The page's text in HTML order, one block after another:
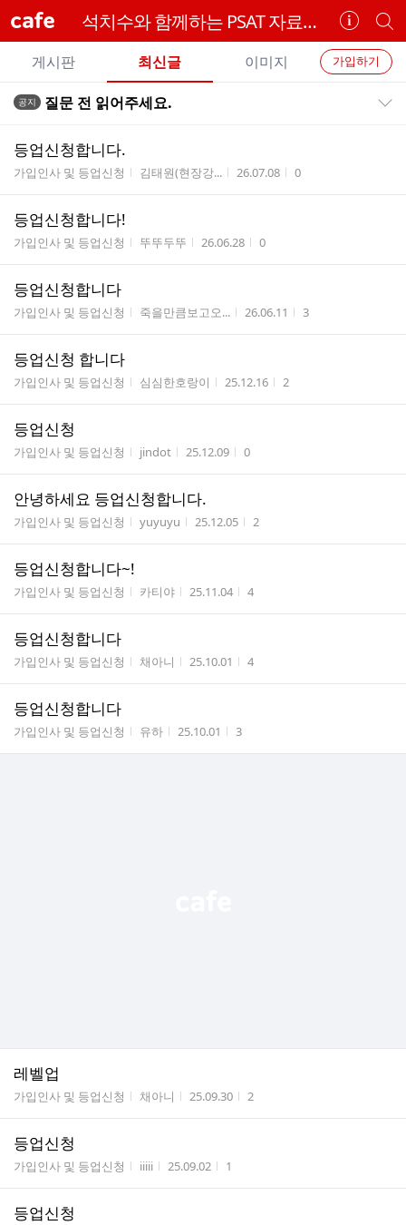
cafe 석치수와 함께하는 PSAT 자료해석
카
페
정
보
개
별
카
페
검
카
페
메
뉴
가입하기
게시판 최신글 이미지
전
글
트
공지 질문 전 읽어주세요.
등업신청합니다.
게시판명
가입인사 및 등업신청 작성자
김태원(현장강... 작성시간
26.07.08 조회수
0
등업신청합니다!
게시판명
가입인사 및 등업신청 작성자
뚜뚜두뚜 작성시간
26.06.28 조회수
0
등업신청합니다
게시판명
가입인사 및 등업신청 작성자
죽을만큼보고오... 작성시간
26.06.11 조회수
3
등업신청 합니다
게시판명
가입인사 및 등업신청 작성자
심심한호랑이 작성시간
25.12.16 조회수
2
등업신청
게시판명
가입인사 및 등업신청 작성자
jindot 작성시간
25.12.09 조회수
0
안녕하세요 등업신청합니다.
게시판명
가입인사 및 등업신청 작성자
yuyuyu 작성시간
25.12.05 조회수
2
등업신청합니다~!
게시판명
가입인사 및 등업신청 작성자
카티야 작성시간
25.11.04 조회수
4
등업신청합니다
게시판명
가입인사 및 등업신청 작성자
채아니 작성시간
25.10.01 조회수
4
등업신청합니다
게시판명
가입인사 및 등업신청 작성자
유하 작성시간
25.10.01 조회수
3
레벨업
게시판명
가입인사 및 등업신청 작성자
채아니 작성시간
25.09.30 조회수
2
등업신청
게시판명
가입인사 및 등업신청 작성자
iiiii 작성시간
25.09.02 조회수
1
등업신청